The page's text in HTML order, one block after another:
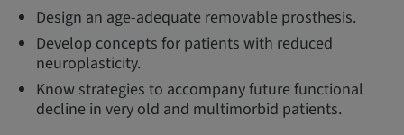
Design an age-adequate removable prosthesis.
Develop concepts for patients with reduced
neuroplasticity.
Know strategies to accompany future functional
decline in very old and multimorbid patients.